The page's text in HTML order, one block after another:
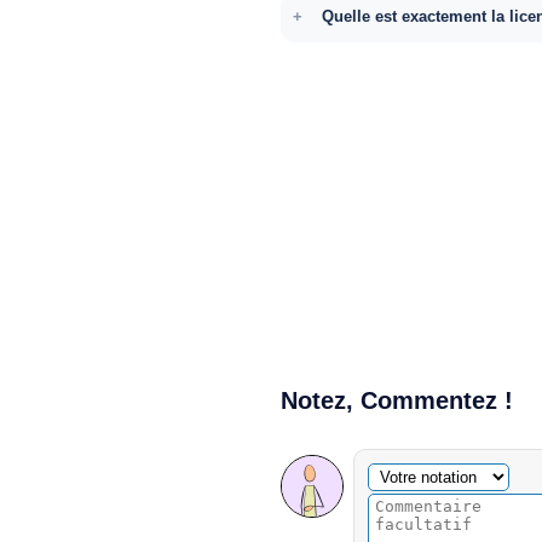
Quelle est exactement la
Notez, Commentez !
Commentaire facultatif
Votre notation